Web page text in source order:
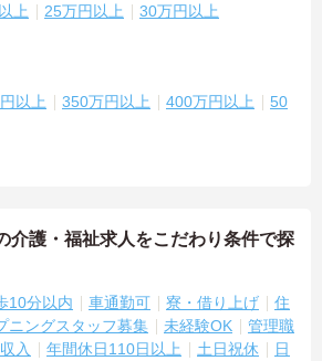
上 25万円以上 30万円以上
以上 350万円以上 400万円以上
50
介護・福祉求人をこだわり条件で探
10分以内 車通勤可 寮・借り上げ
住
ニングスタッフ募集 未経験OK
管理職
入 年間休日110日以上 土日祝休
日